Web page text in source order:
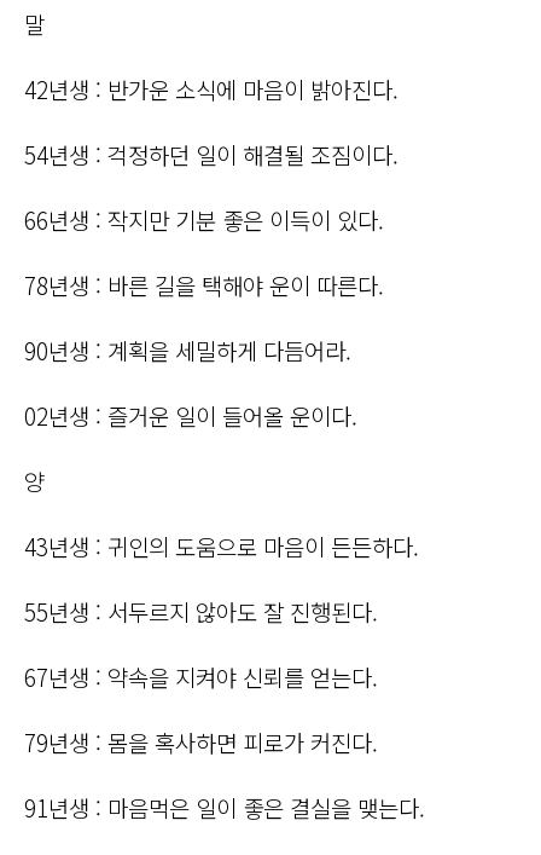
말
42년생 : 반가운 소식에 마음이 밝아진다.
54년생 : 걱정하던 일이 해결될 조짐이다.
66년생 : 작지만 기분 좋은 이득이 있다.
78년생 : 바른 길을 택해야 운이 따른다.
90년생 : 계획을 세밀하게 다듬어라.
02년생 : 즐거운 일이 들어올 운이다.
양
43년생 : 귀인의 도움으로 마음이 든든하다.
55년생 : 서두르지 않아도 잘 진행된다.
67년생 : 약속을 지켜야 신뢰를 얻는다.
79년생 : 몸을 혹사하면 피로가 커진다.
91년생 : 마음먹은 일이 좋은 결실을 맺는다.